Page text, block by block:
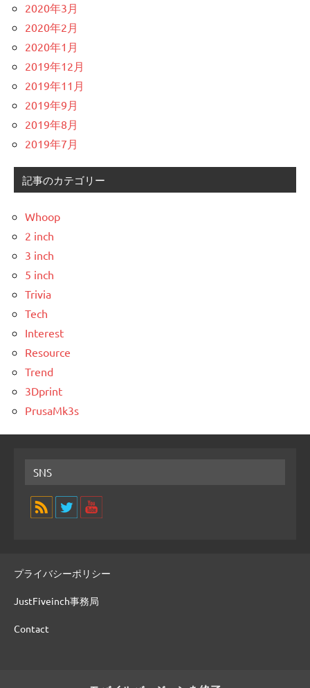
2020年3月
2020年2月
2020年1月
2019年12月
2019年11月
2019年9月
2019年8月
2019年7月
記事のカテゴリー
Whoop
2 inch
3 inch
5 inch
Trivia
Tech
Interest
Resource
Trend
3Dprint
PrusaMk3s
SNS
プライバシーポリシー
JustFiveinch事務局
Contact